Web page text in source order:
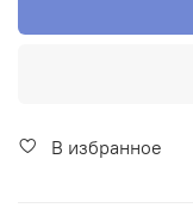
В избранное